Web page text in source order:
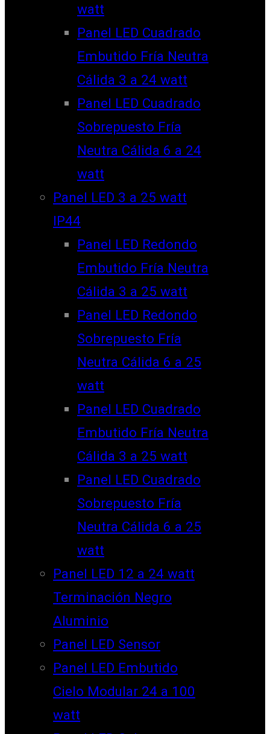
watt
Panel LED Cuadrado
Embutido Fría Neutra
Cálida 3 a 24 watt
Panel LED Cuadrado
Sobrepuesto Fría
Neutra Cálida 6 a 24
watt
Panel LED 3 a 25 watt
IP44
Panel LED Redondo
Embutido Fría Neutra
Cálida 3 a 25 watt
Panel LED Redondo
Sobrepuesto Fría
Neutra Cálida 6 a 25
watt
Panel LED Cuadrado
Embutido Fría Neutra
Cálida 3 a 25 watt
Panel LED Cuadrado
Sobrepuesto Fría
Neutra Cálida 6 a 25
watt
Panel LED 12 a 24 watt
Terminación Negro
Aluminio
Panel LED Sensor
Panel LED Embutido
Cielo Modular 24 a 100
watt